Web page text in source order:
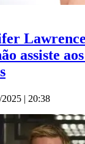
assiste
2025 | 20:38